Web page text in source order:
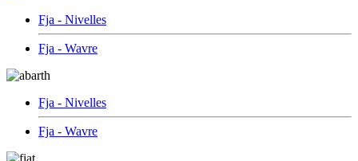
Fja - Nivelles
Fja - Wavre
Fja - Nivelles
Fja - Wavre